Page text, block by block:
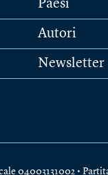
Paesi
Autori
Newsletter
04003131002 •